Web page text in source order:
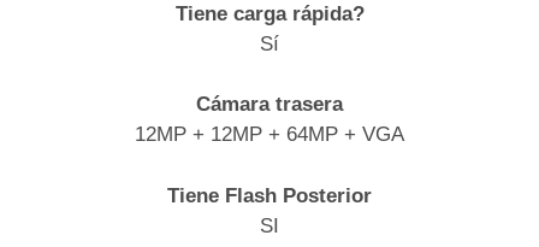
Tiene carga rápida?
Sí
Cámara trasera
12MP + 12MP + 64MP + VGA
Tiene Flash Posterior
SI